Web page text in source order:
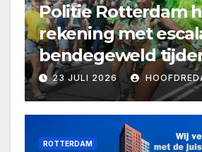
Politie Rotterdam
rekening met
bendegeweld
Zomercarnaval
23 JULI 2026
ROTTERDAM